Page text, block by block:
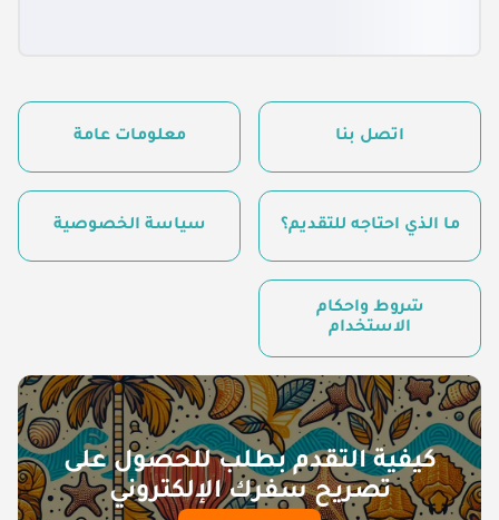
اتصل بنا معلومات عامة
ما الذي أحتاجه للتقديم؟ سياسة الخصوصية
شروط وأحكام
الاستخدام
كيفية التقدم بطلب للحصول على
تصريح سفرك الإلكتروني